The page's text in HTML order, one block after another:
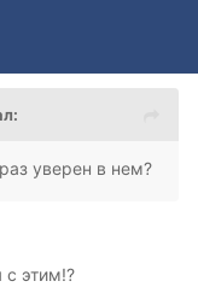
уверен в нем?
с этим!?